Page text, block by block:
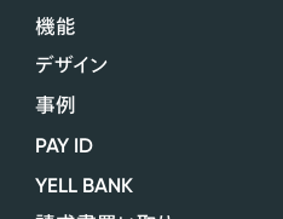
機能
デザイン
事例
PAY ID
YELL BANK